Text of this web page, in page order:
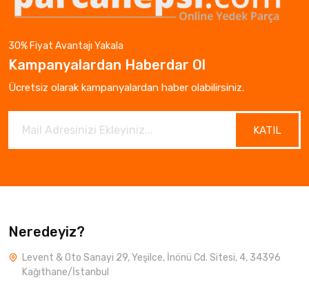
30% Fiyat Avantajı Yakala
Kampanyalardan Haberdar Ol
Ücretsiz olarak kampanyalardan haber olabilirsiniz.
KATIL
Neredeyiz?
Levent & Oto Sanayi 29, Yeşilce, İnönü Cd. Sitesi, 4, 34396
Kağıthane/İstanbul